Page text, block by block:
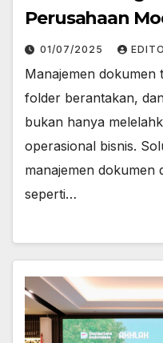
Perusahaan
01/07/2025
Manajemen dokumen
folder berantakan,
bukan hanya
operasional bisnis.
manajemen dokumen
seperti…